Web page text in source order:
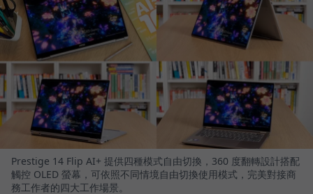
Prestige 14 Flip AI+ 提供四種模式自由切換，360 度翻轉設計搭配
觸控 OLED 螢幕，可依照不同情境自由切換使用模式，完美對接商
務工作者的四大工作場景。